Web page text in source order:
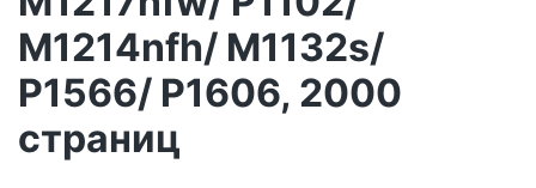
M1214nfh/ M1132s/
P1566/ P1606, 2000
страниц